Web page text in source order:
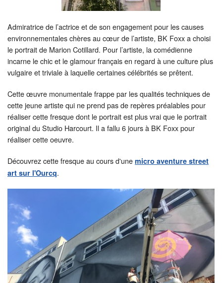
Admiratrice de l’actrice et de son engagement pour les causes
environnementales chères au cœur de l’artiste, BK Foxx a choisi
le portrait de Marion Cotillard. Pour l’artiste, la comédienne
incarne le chic et le glamour français en regard à une culture plus
vulgaire et triviale à laquelle certaines célébrités se prêtent.
Cette œuvre monumentale frappe par les qualités techniques de
cette jeune artiste qui ne prend pas de repères préalables pour
réaliser cette fresque dont le portrait est plus vrai que le portrait
original du Studio Harcourt. Il a fallu 6 jours à BK Foxx pour
réaliser cette oeuvre.
Découvrez cette fresque au cours d'une micro aventure street
art sur l'Ourcq.